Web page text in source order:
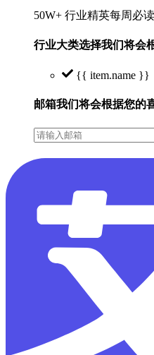
50W+ 行业精英每周必
行业大类选择我们将会
{{ item.name }}
邮箱我们将会根据您的